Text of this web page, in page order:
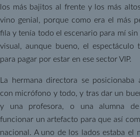
los más bajitos al frente y los más
vino genial, porque como era el más
fila y tenía todo el escenario para mí sin
visual, aunque bueno, el espectáculo
para pagar por estar en ese sector VIP.
La hermana directora se
con micrófono y todo, y tras dar un
y una profesora, o una alumna
funcionar un artefacto para que así
nacional. A uno de los lados estaba el